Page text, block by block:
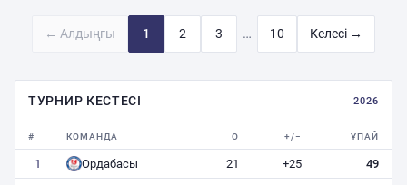
← Алдыңғы 1 2 3 … 10 Келесі →
ТУРНИР КЕСТЕСІ 2026
# КОМАНДА О +/− ҰПАЙ
1 Ордабасы 21 +25 49